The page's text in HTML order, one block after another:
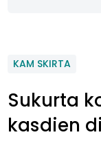
KAM SKIRTA
Sukurta
kasdien